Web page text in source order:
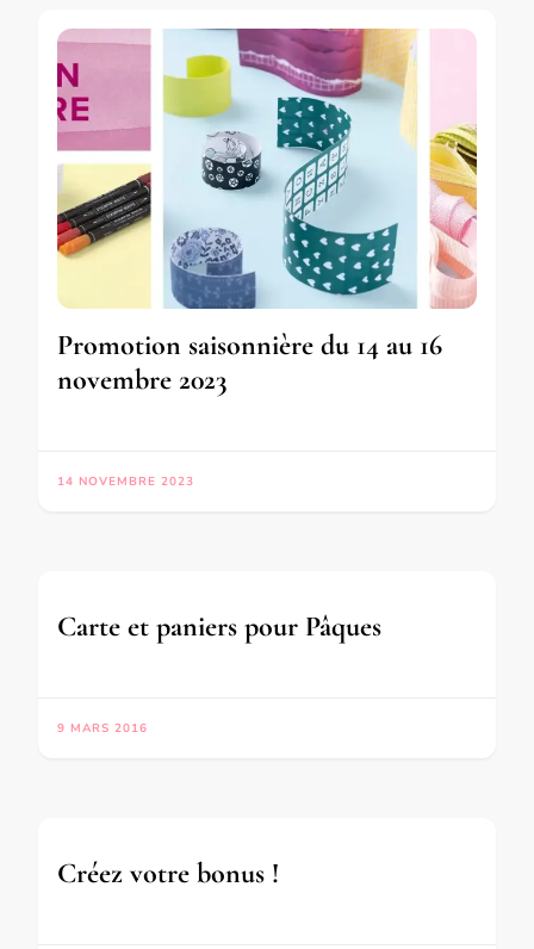
Promotion saisonnière du 14 au 16
novembre 2023
14 NOVEMBRE 2023
Carte et paniers pour Pâques
9 MARS 2016
Créez votre bonus !